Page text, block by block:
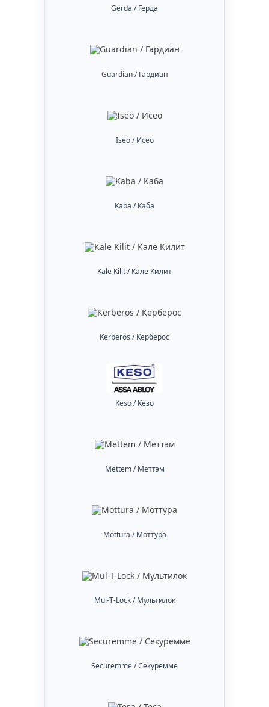
Gerda / Герда
Guardian / Гардиан
Iseo / Исео
Kaba / Каба
Kale Kilit / Кале Килит
Kerberos / Керберос
Keso / Кезо
Mettem / Меттэм
Mottura / Моттура
Mul-T-Lock / Мультилок
Securemme / Секуремме